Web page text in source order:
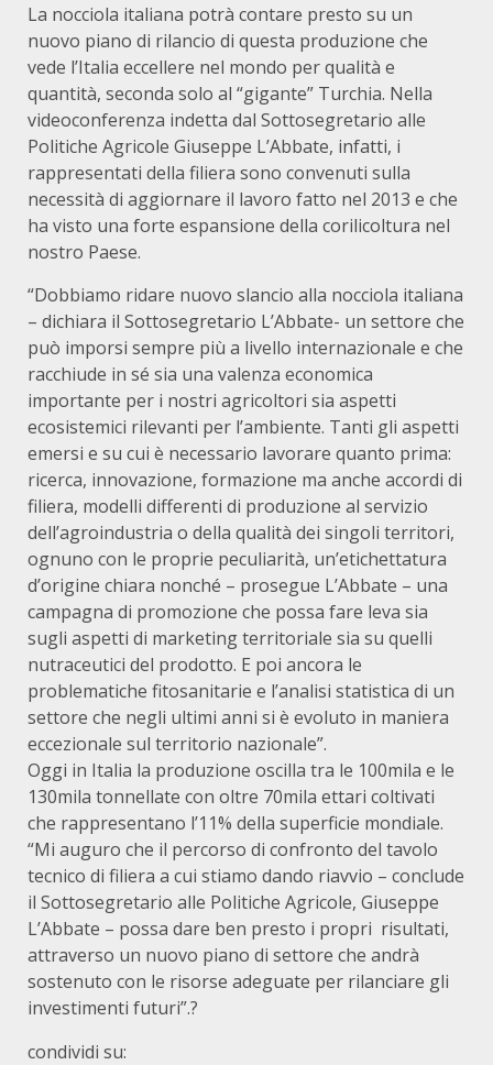
La nocciola italiana potrà contare presto su un
nuovo piano di rilancio di questa produzione che
vede l’Italia eccellere nel mondo per qualità e
quantità, seconda solo al “gigante” Turchia. Nella
videoconferenza indetta dal Sottosegretario alle
Politiche Agricole Giuseppe L’Abbate, infatti, i
rappresentati della filiera sono convenuti sulla
necessità di aggiornare il lavoro fatto nel 2013 e che
ha visto una forte espansione della corilicoltura nel
nostro Paese.
“Dobbiamo ridare nuovo slancio alla nocciola italiana
– dichiara il Sottosegretario L’Abbate- un settore che
può imporsi sempre più a livello internazionale e che
racchiude in sé sia una valenza economica
importante per i nostri agricoltori sia aspetti
ecosistemici rilevanti per l’ambiente. Tanti gli aspetti
emersi e su cui è necessario lavorare quanto prima:
ricerca, innovazione, formazione ma anche accordi di
filiera, modelli differenti di produzione al servizio
dell’agroindustria o della qualità dei singoli territori,
ognuno con le proprie peculiarità, un’etichettatura
d’origine chiara nonché – prosegue L’Abbate – una
campagna di promozione che possa fare leva sia
sugli aspetti di marketing territoriale sia su quelli
nutraceutici del prodotto. E poi ancora le
problematiche fitosanitarie e l’analisi statistica di un
settore che negli ultimi anni si è evoluto in maniera
eccezionale sul territorio nazionale”.
Oggi in Italia la produzione oscilla tra le 100mila e le
130mila tonnellate con oltre 70mila ettari coltivati
che rappresentano l’11% della superficie mondiale.
“Mi auguro che il percorso di confronto del tavolo
tecnico di filiera a cui stiamo dando riavvio – conclude
il Sottosegretario alle Politiche Agricole, Giuseppe
L’Abbate – possa dare ben presto i propri risultati,
attraverso un nuovo piano di settore che andrà
sostenuto con le risorse adeguate per rilanciare gli
investimenti futuri”.?
condividi su: